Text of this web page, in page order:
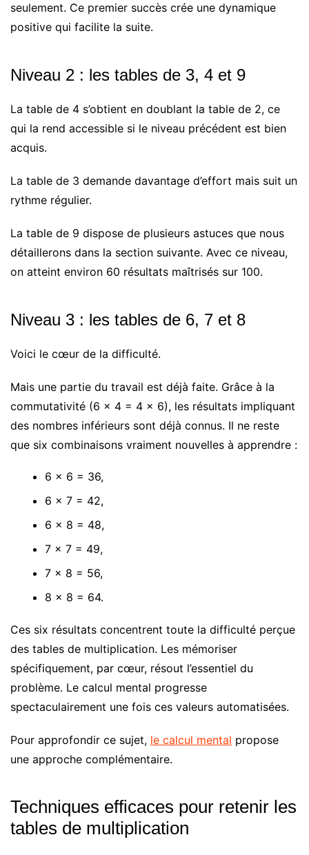
seulement. Ce premier succès crée une dynamique
positive qui facilite la suite.
Niveau 2 : les tables de 3, 4 et 9
La table de 4 s’obtient en doublant la table de 2, ce
qui la rend accessible si le niveau précédent est bien
acquis.
La table de 3 demande davantage d’effort mais suit un
rythme régulier.
La table de 9 dispose de plusieurs astuces que nous
détaillerons dans la section suivante. Avec ce niveau,
on atteint environ 60 résultats maîtrisés sur 100.
Niveau 3 : les tables de 6, 7 et 8
Voici le cœur de la difficulté.
Mais une partie du travail est déjà faite. Grâce à la
commutativité (6 × 4 = 4 × 6), les résultats impliquant
des nombres inférieurs sont déjà connus. Il ne reste
que six combinaisons vraiment nouvelles à apprendre :
6 × 6 = 36,
6 × 7 = 42,
6 × 8 = 48,
7 × 7 = 49,
7 × 8 = 56,
8 × 8 = 64.
Ces six résultats concentrent toute la difficulté perçue
des tables de multiplication. Les mémoriser
spécifiquement, par cœur, résout l’essentiel du
problème. Le calcul mental progresse
spectaculairement une fois ces valeurs automatisées.
Pour approfondir ce sujet, le calcul mental propose
une approche complémentaire.
Techniques efficaces pour retenir les
tables de multiplication